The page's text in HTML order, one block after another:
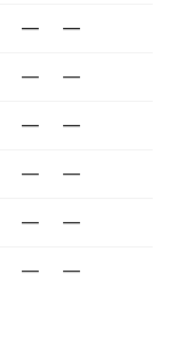
— —
— —
— —
—
—
— —
— —